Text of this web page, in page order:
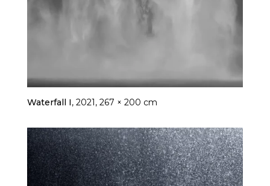
Waterfall I, 2021, 267 × 200 cm